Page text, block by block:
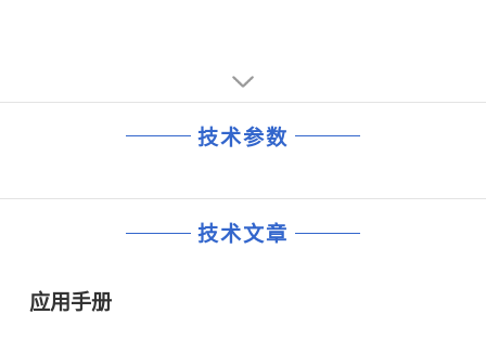
技术参数
技术文章
应用手册